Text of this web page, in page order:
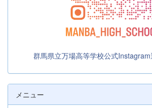
群馬県立万場高等学校公式
メニュー